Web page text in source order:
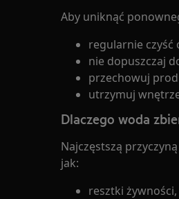
Aby uniknąć
regularnie
nie dopuszczaj
przechowuj
utrzymuj
Dlaczego woda
Najczęstszą
jak:
resztki żywności,